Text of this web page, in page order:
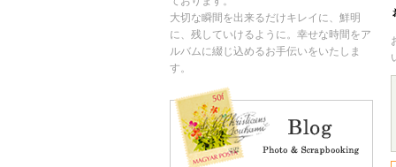
大切な瞬間を出来るだけキレイに、鮮明
に、残していけるように。幸せな時間をア
ルバムに綴じ込めるお手伝いをいたしま
す。